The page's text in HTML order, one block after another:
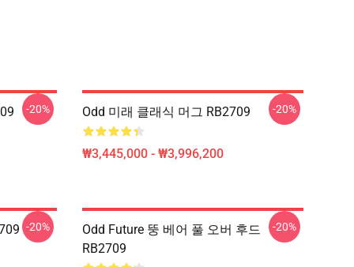
-20% Odd 미래 클래식 머그 RB2709
₩3,445,000 - ₩3,996,200
-20%
-20%
Odd Future 뚱 베어 풀 오버 후드
RB2709
-20%